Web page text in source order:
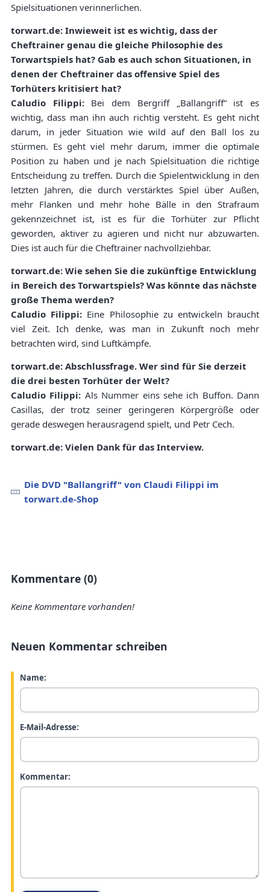
Spielsituationen verinnerlichen.
torwart.de: Inwieweit ist es wichtig, dass der
Cheftrainer genau die gleiche Philosophie des
Torwartspiels hat? Gab es auch schon Situationen, in
denen der Cheftrainer das offensive Spiel des
Torhüters kritisiert hat?
Caludio Filippi: Bei dem Bergriff „Ballangriff“ ist es
wichtig, dass man ihn auch richtig versteht. Es geht nicht
darum, in jeder Situation wie wild auf den Ball los zu
stürmen. Es geht viel mehr darum, immer die optimale
Position zu haben und je nach Spielsituation die richtige
Entscheidung zu treffen. Durch die Spielentwicklung in den
letzten Jahren, die durch verstärktes Spiel über Außen,
mehr Flanken und mehr hohe Bälle in den Strafraum
gekennzeichnet ist, ist es für die Torhüter zur Pflicht
geworden, aktiver zu agieren und nicht nur abzuwarten.
Dies ist auch für die Cheftrainer nachvollziehbar.
torwart.de: Wie sehen Sie die zukünftige Entwicklung
in Bereich des Torwartspiels? Was könnte das nächste
große Thema werden?
Caludio Filippi: Eine Philosophie zu entwickeln braucht
viel Zeit. Ich denke, was man in Zukunft noch mehr
betrachten wird, sind Luftkämpfe.
torwart.de: Abschlussfrage. Wer sind für Sie derzeit
die drei besten Torhüter der Welt?
Caludio Filippi: Als Nummer eins sehe ich Buffon. Dann
Casillas, der trotz seiner geringeren Körpergröße oder
gerade deswegen herausragend spielt, und Petr Cech.
torwart.de: Vielen Dank für das Interview.
Die DVD "Ballangriff" von Claudi Filippi im
torwart.de-Shop
Kommentare (0)
Keine Kommentare vorhanden!
Neuen Kommentar schreiben
Name:
E-Mail-Adresse:
Kommentar: